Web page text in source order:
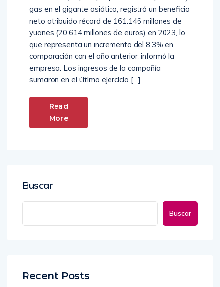
gas en el gigante asiático, registró un beneficio
neto atribuido récord de 161.146 millones de
yuanes (20.614 millones de euros) en 2023, lo
que representa un incremento del 8,3% en
comparación con el año anterior, informó la
empresa. Los ingresos de la compañía
sumaron en el último ejercicio […]
Read
More
Buscar
Buscar
Recent Posts